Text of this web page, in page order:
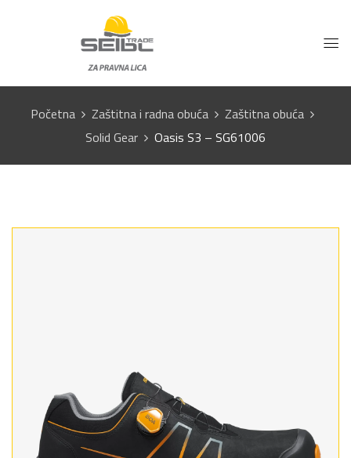
Početna Zaštitna i radna obuća
Zaštitna obuća
Solid Gear
Oasis S3 – SG61006